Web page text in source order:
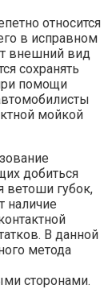
относится
в исправном
внешний вид
сохранять
помощи
мойкой
добиться
ветоши губок,
наличие
В данной
метода
сторонами.